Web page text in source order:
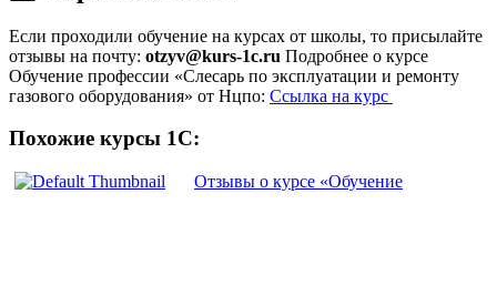
Если проходили обучение на курсах от школы, то присылайте
отзывы на почту: otzyv@kurs-1c.ru Подробнее о курсе
Обучение профессии «Слесарь по эксплуатации и ремонту
газового оборудования» от Нцпо: Ссылка на курс
Похожие курсы 1С:
Отзывы о курсе «Обучение